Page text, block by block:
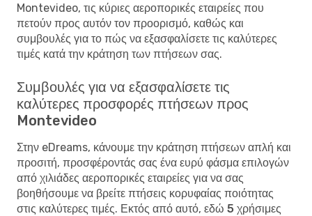
Montevideo, τις κύριες αεροπορικές εταιρείες που
πετούν προς αυτόν τον προορισμό, καθώς και
συμβουλές για το πώς να εξασφαλίσετε τις καλύτερες
τιμές κατά την κράτηση των πτήσεων σας.
Συμβουλές για να εξασφαλίσετε τις
καλύτερες προσφορές πτήσεων προς
Montevideo
Στην eDreams, κάνουμε την κράτηση πτήσεων απλή και
προσιτή, προσφέροντάς σας ένα ευρύ φάσμα επιλογών
από χιλιάδες αεροπορικές εταιρείες για να σας
βοηθήσουμε να βρείτε πτήσεις κορυφαίας ποιότητας
στις καλύτερες τιμές. Εκτός από αυτό, εδώ 5 χρήσιμες